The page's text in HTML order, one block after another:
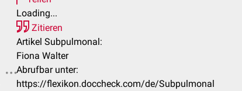
Loading...
Zitieren
Artikel Subpulmonal:
Fiona Walter
Abrufbar unter:
https://flexikon.doccheck.com/de/Subpulmonal